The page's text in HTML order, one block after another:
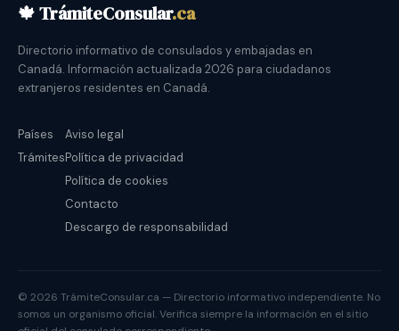
🍁 TrámiteConsular.ca
Directorio informativo de consulados y embajadas en
Canadá. Información actualizada 2026 para ciudadanos
extranjeros residentes en Canadá.
Países
Trámites
Aviso legal
Política de privacidad
Política de cookies
Contacto
Descargo de responsabilidad
© 2026 TrámiteConsular.ca — Directorio informativo independiente. No
somos un organismo oficial. Verifica siempre la información en el sitio